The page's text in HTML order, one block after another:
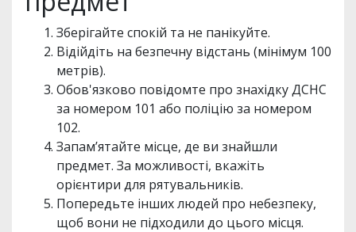
Зберігайте спокій та не панікуйте.
Відійдіть на безпечну відстань (мінімум 100
метрів).
Обов'язково повідомте про знахідку ДСНС
за номером 101 або поліцію за номером
102.
Запам’ятайте місце, де ви знайшли
предмет. За можливості, вкажіть
орієнтири для рятувальників.
Попередьте інших людей про небезпеку,
щоб вони не підходили до цього місця.